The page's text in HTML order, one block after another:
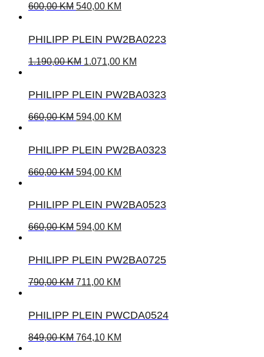
600,00KM 540,00 KM
PHILIPP PLEIN PW2BA0223
1.190,00KM 1.071,00 KM
PHILIPP PLEIN PW2BA0323
660,00KM 594,00 KM
PHILIPP PLEIN PW2BA0323
660,00KM 594,00 KM
PHILIPP PLEIN PW2BA0523
660,00KM 594,00 KM
PHILIPP PLEIN PW2BA0725
790,00KM 711,00 KM
PHILIPP PLEIN PWCDA0524
849,00KM 764,10 KM